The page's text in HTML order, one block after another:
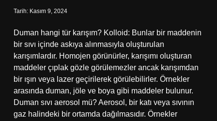
Tarih: Kasım 9, 2024
Duman hangi tür karışım? Kolloid: Bunlar bir maddenin
bir sıvı içinde askıya alınmasıyla oluşturulan
karışımlardır. Homojen görünürler, karışımı oluşturan
maddeler çıplak gözle görülemezler ancak karışımdan
bir ışın veya lazer geçirilerek görülebilirler. Örnekler
arasında duman, jöle ve boya gibi maddeler bulunur.
Duman sıvı aerosol mü? Aerosol, bir katı veya sıvının
gaz halindeki bir ortamda dağılmasıdır. Örnekler